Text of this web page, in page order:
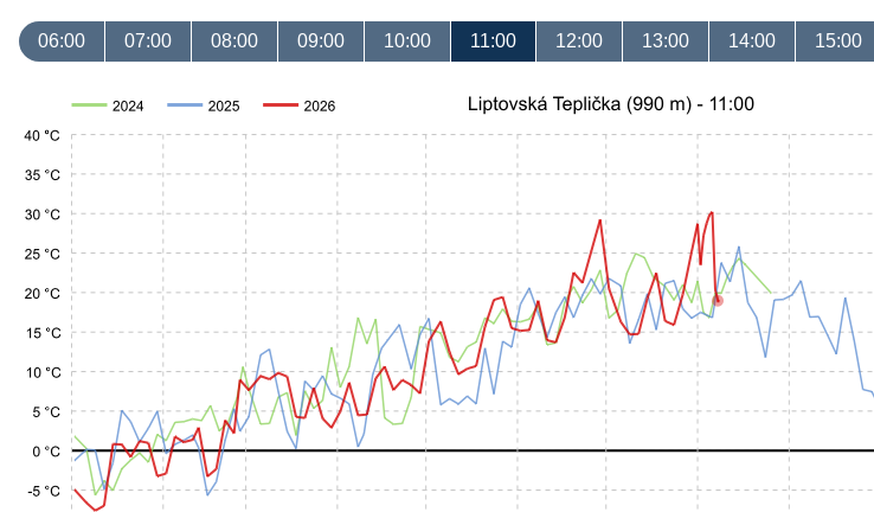
06:00 07:00 08:00 09:00 10:00 11:00 12:00 13:00 14:00 15:00